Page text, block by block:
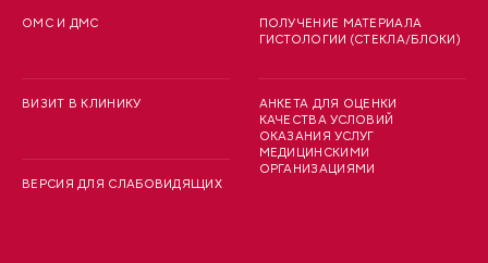
ОМС И ДМС
ВИЗИТ В КЛИНИКУ
ВЕРСИЯ ДЛЯ СЛАБОВИДЯЩИХ
ПОЛУЧЕНИЕ МАТЕРИАЛА
ГИСТОЛОГИИ (СТЕКЛА/БЛОКИ)
АНКЕТА ДЛЯ ОЦЕНКИ
КАЧЕСТВА УСЛОВИЙ
ОКАЗАНИЯ УСЛУГ
МЕДИЦИНСКИМИ
ОРГАНИЗАЦИЯМИ